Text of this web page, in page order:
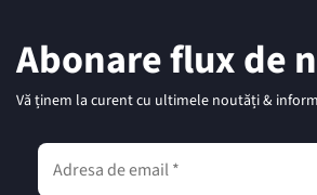
Abonare flux de
Vă ținem la curent cu ultimele noutăți &